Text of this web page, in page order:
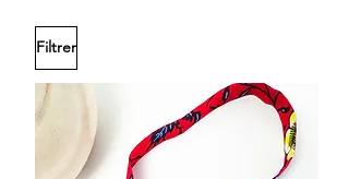
Filtrer